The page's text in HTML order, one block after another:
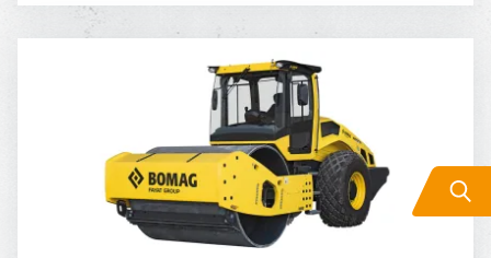
BW213D-5
DAGPRIJS PER WEEK
160,-
DAGPRIJS PER MAAND
120,-
BEKIJK MACHINE